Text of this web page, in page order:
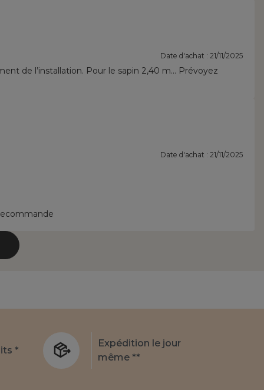
Date d'achat : 21/11/2025
de l’installation. Pour le sapin 2,40 m… Prévoyez
Date d'achat : 21/11/2025
*
Expédition le jour
même **